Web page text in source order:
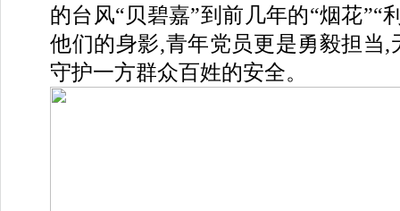
的台风“贝碧嘉”到前几年的“烟花”“
他们的身影,青年党员更是勇毅担当,
守护一方群众百姓的安全。